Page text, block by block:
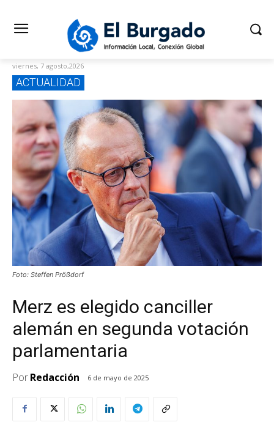
viernes, 7 agosto,2026
ACTUALIDAD
Foto: Steffen Prößdorf
Merz es elegido canciller
alemán en segunda votación
parlamentaria
PorRedacción 6 de mayo de 2025